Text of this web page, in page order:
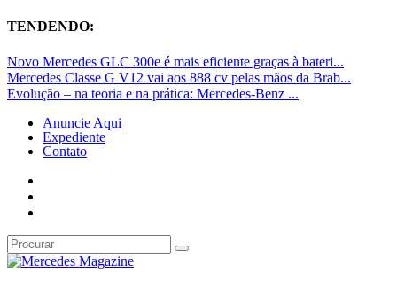
TENDENDO:
Novo Mercedes GLC 300e é mais eficiente graças à bateri...
Mercedes Classe G V12 vai aos 888 cv pelas mãos da Brab...
Evolução – na teoria e na prática: Mercedes-Benz ...
Anuncie Aqui
Expediente
Contato